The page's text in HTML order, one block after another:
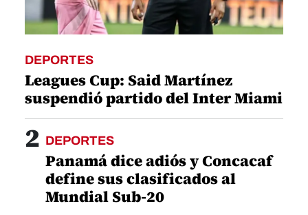
DEPORTES
Leagues Cup: Said Martínez
suspendió partido del Inter Miami
2 DEPORTES
Panamá dice adiós y Concacaf
define sus clasificados al
Mundial Sub-20